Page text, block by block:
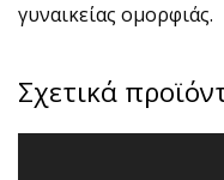
γυναικείας ομορφιάς.
Σχετικά